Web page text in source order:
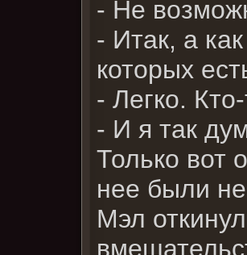
- Не
- Итак, а
которых
- Легко.
- И я так
Только вот
нее были
Мэл